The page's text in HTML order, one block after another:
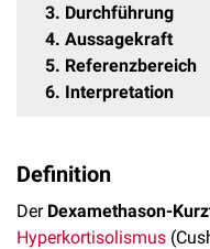
3 Durchführung
4 Aussagekraft
5 Referenzbereich
6 Interpretation
Definition
Der Dexamethason-
Hyperkortisolismus